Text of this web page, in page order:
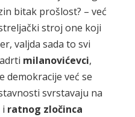
bitak prošlost? – već
stroj one koji
valjda sada to svi
milanovićevci,
demokracije već se
svrstavaju na
i ratnog zločinca